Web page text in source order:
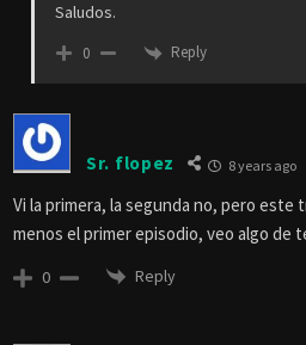
Saludos.
0 Reply
Sr. flopez 8 years ago
Vi la primera, la segunda no, pero este
menos el primer episodio, veo algo de
0 Reply